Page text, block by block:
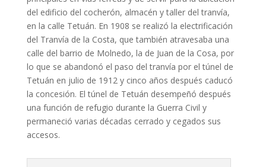
del edificio del cocherón, almacén y taller del tranvía,
en la calle Tetuán. En 1908 se realizó la electrificación
del Tranvía de la Costa, que también atravesaba una
calle del barrio de Molnedo, la de Juan de la Cosa, por
lo que se abandonó el paso del tranvía por el túnel de
Tetuán en julio de 1912 y cinco años después caducó
la concesión. El túnel de Tetuán desempeñó después
una función de refugio durante la Guerra Civil y
permaneció varias décadas cerrado y cegados sus
accesos.